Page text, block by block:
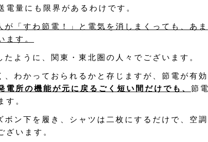
電量にも限界があるわけです。
が「すわ節電！」と電気を消しまくっても、あま
ます。
ように、関東・東北圏の人々でございます。
、わかっておられるかと存じますが、節電が有効
電所の機能が元に戻るごく短い間だけでも、 節電
す。
ボン下を履き、シャツは二枚にするだけで、空調
ざいます。